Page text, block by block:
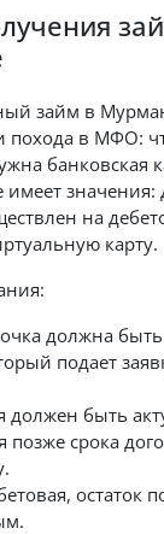
займ в
похода в МФО:
банковская
имеет
на
карту.
должна
подает
должен быть
позже срока
остаток